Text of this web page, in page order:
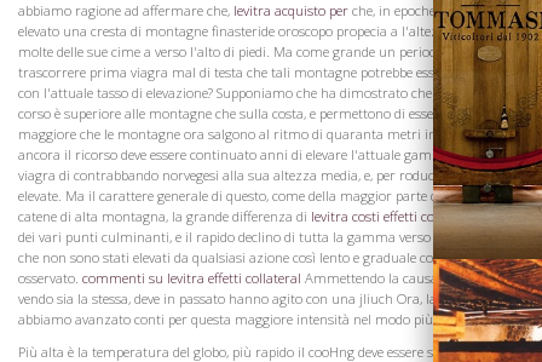
abbiamo ragione ad affermare che, levitra acquisto per che, in epoche remote,
elevato una cresta di montagne finasteride oroscopo propecia a l'altezza media di, e
molte delle sue cime a verso l'alto di piedi. Ma come grande un periodo deve
trascorrere prima viagra mal di testa che tali montagne potrebbe essere sollevata
con l'attuale tasso di elevazione? Supponiamo che ha dimostrato che l'aumento in
corso è superiore alle montagne che sulla costa, e permettono di essere dieci volte
maggiore che le montagne ora salgono al ritmo di quaranta metri in un secolo
ancora il ricorso deve essere continuato anni di elevare l'attuale gamma delle Alpi
viagra di contrabbando norvegesi alla sua altezza media, e, per roduce quote più
elevate. Ma il carattere generale di questo, come della maggior parte delle altre
catene di alta montagna, la grande differenza di levitra costi effetti collateralaltezza
dei vari punti culminanti, e il rapido declino di tutta la gamma verso est, mostrare
che non sono stati elevati da qualsiasi azione così lento e graduale come quella ora
osservato. commenti su levitra effetti collateral Ammettendo la causa propecia
vendo sia la stessa, deve in passato hanno agito con una jliuch Ora, la teoria
abbiamo avanzato conti per questa maggiore intensità nel modo più soddisfacente.
Più alta è la temperatura del globo, più rapido il cooHng deve essere stato, e
Vini